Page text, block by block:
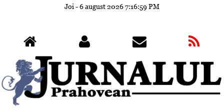
Joi - 6 august 20267:17:02 PM